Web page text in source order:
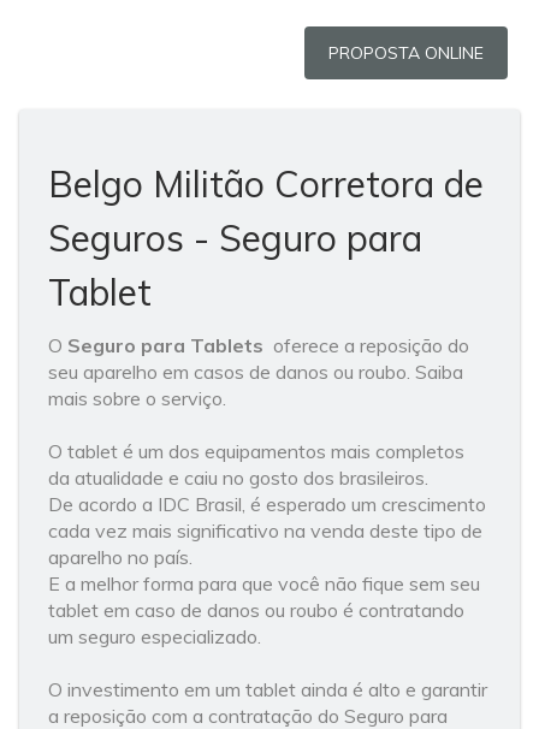
PROPOSTA ONLINE
Belgo Militão Corretora de
Seguros - Seguro para
Tablet
O Seguro para Tablets oferece a reposição do
seu aparelho em casos de danos ou roubo. Saiba
mais sobre o serviço.
O tablet é um dos equipamentos mais completos
da atualidade e caiu no gosto dos brasileiros.
De acordo a IDC Brasil, é esperado um crescimento
cada vez mais significativo na venda deste tipo de
aparelho no país.
E a melhor forma para que você não fique sem seu
tablet em caso de danos ou roubo é contratando
um seguro especializado.
O investimento em um tablet ainda é alto e garantir
a reposição com a contratação do Seguro para